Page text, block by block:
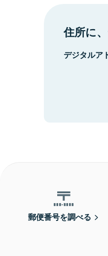
住所に
デジタルア
郵便番号を調べる